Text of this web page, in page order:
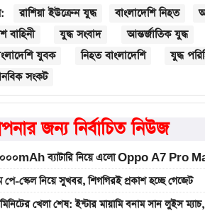
রাশিয়া ইউক্রেন যুদ্ধ বাংলাদেশি নিহত
বাহিনী
যুদ্ধ সংবাদ আন্তর্জাতিক যুদ্ধ
যুবক
নিহত বাংলাদেশি যুদ্ধ
সংকট
জন্য নির্বাচিত নিউজ
ব্যাটারি নিয়ে এলো Oppo A7 Pro
স্কেল নিয়ে সুখবর, শিগগিরই প্রকাশ হচ্ছে গেজেট
খেলা শেষ: ইন্টার মায়ামি বনাম সান লুইস